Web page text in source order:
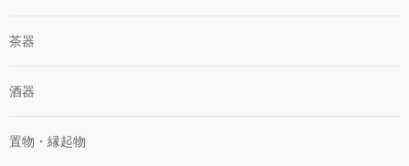
茶器
酒器
置物・縁起物